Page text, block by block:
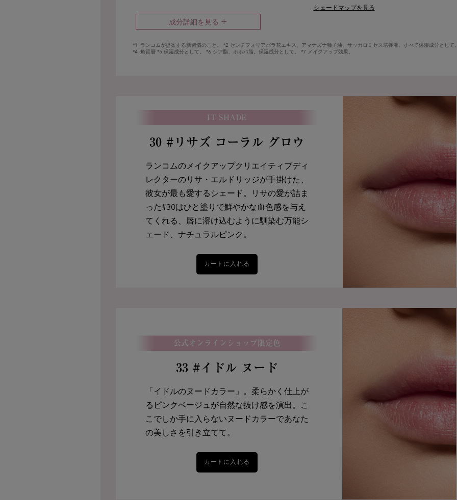
成分詳細を見る +
バイオテックローズオイル*2 セラミド*3 スクワ
の成分。
ながら、
その他にも、シアバター *6、ホホバター など保湿力の高い植物油脂
－
シェードマップを見る
*1
ランコムが提案する新習慣のこと。 *2 センチフォリアバラ花エキス、アマナズナ種子油、サッカロミセス培養液。すべて保湿成分として
*4 角質層 *5 保湿成分として。 *6 シア脂、ホホバ脂。保湿成分として。 *7 メイクアップ効果。
IT SHADE
30 #リサズ コーラル グロウ
ランコムのメイクアップクリエイティブディ
レクターのリサ・エルドリッジが手掛けた、
彼女が最も愛するシェード。
リサの愛が詰ま
った#30はひと塗りで鮮やかな血色感を与え
てくれる、唇に溶け込むように馴染む万能シ
ェード、ナチュラルピンク。
カートに入れる
公式オンラインショップ限定色
33 #イドル ヌード
「イドルのヌードカラー」。柔らかく仕上が
るピンクベージュが自然な抜け感を演出。こ
こでしか手に入らないヌードカラーであなた
の美しさを引き立てて。
カートに入れる